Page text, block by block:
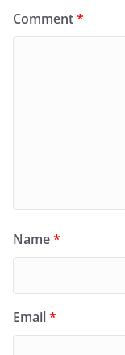
Comment*
Name*
Email*